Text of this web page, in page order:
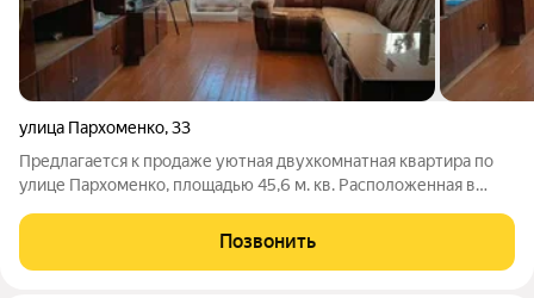
улица Пархоменко,33
Предлагается к продаже уютная двухкомнатная квартира по
улице Пархоменко, площадью 45,6 м. кв. Расположенная в
.Квартира имеет правильную планировку, две изолированные
комнаты, Окна выходят во двор.
Позвонить